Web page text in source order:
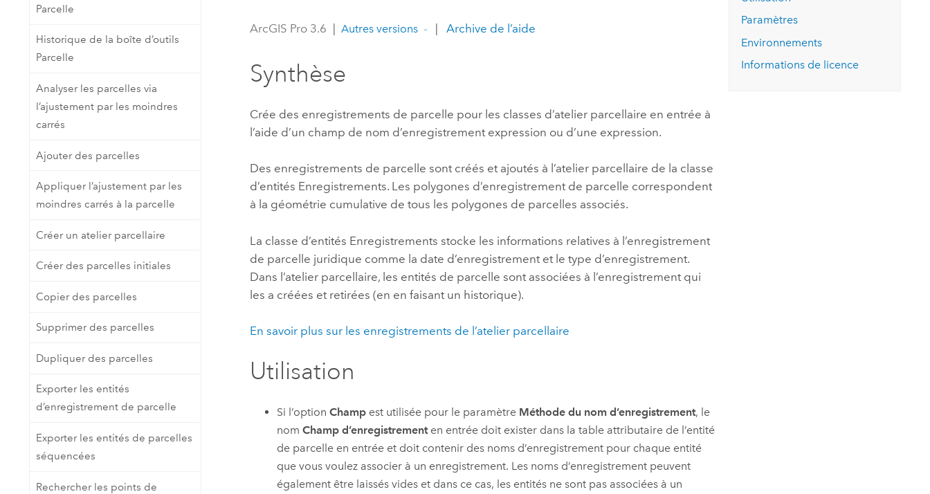
Créer des applications de
Tous les produits
essai gratuit.
Tous les secteurs d’activité
Explorer ce cours
technologiques
Tous les récits
Lire le récit
Parcelle
Historique de la boîte d’outils
Parcelle
Analyser les parcelles via
l’ajustement par les moindres
carrés
Ajouter des parcelles
Appliquer l’ajustement par les
moindres carrés à la parcelle
Créer un atelier parcellaire
Créer des parcelles initiales
Copier des parcelles
Supprimer des parcelles
Dupliquer des parcelles
Exporter les entités
d’enregistrement de parcelle
Exporter les entités de parcelles
séquencées
Rechercher les points de
ArcGIS Pro 3.6 Autres versions Archive de l’aide
Synthèse
Crée des enregistrements de parcelle pour les classes d’atelier parcellaire en entrée à
l’aide d’un champ de nom d’enregistrement expression ou d’une expression.
Des enregistrements de parcelle sont créés et ajoutés à l’atelier parcellaire de la classe
d’entités Enregistrements. Les polygones d’enregistrement de parcelle correspondent
à la géométrie cumulative de tous les polygones de parcelles associés.
La classe d’entités Enregistrements stocke les informations relatives à l’enregistrement
de parcelle juridique comme la date d’enregistrement et le type d’enregistrement.
Dans l’atelier parcellaire, les entités de parcelle sont associées à l’enregistrement qui
les a créées et retirées (en en faisant un historique).
En savoir plus sur les enregistrements de l’atelier parcellaire
Utilisation
Si l’option Champest utilisée pour le paramètre Méthode du nom d’enregistrement, le
nom Champ d’enregistrementen entrée doit exister dans la table attributaire de l’entité
de parcelle en entrée et doit contenir des noms d’enregistrement pour chaque entité
que vous voulez associer à un enregistrement. Les noms d’enregistrement peuvent
également être laissés vides et dans ce cas, les entités ne sont pas associées à un
Paramètres
Environnements
Informations de licence